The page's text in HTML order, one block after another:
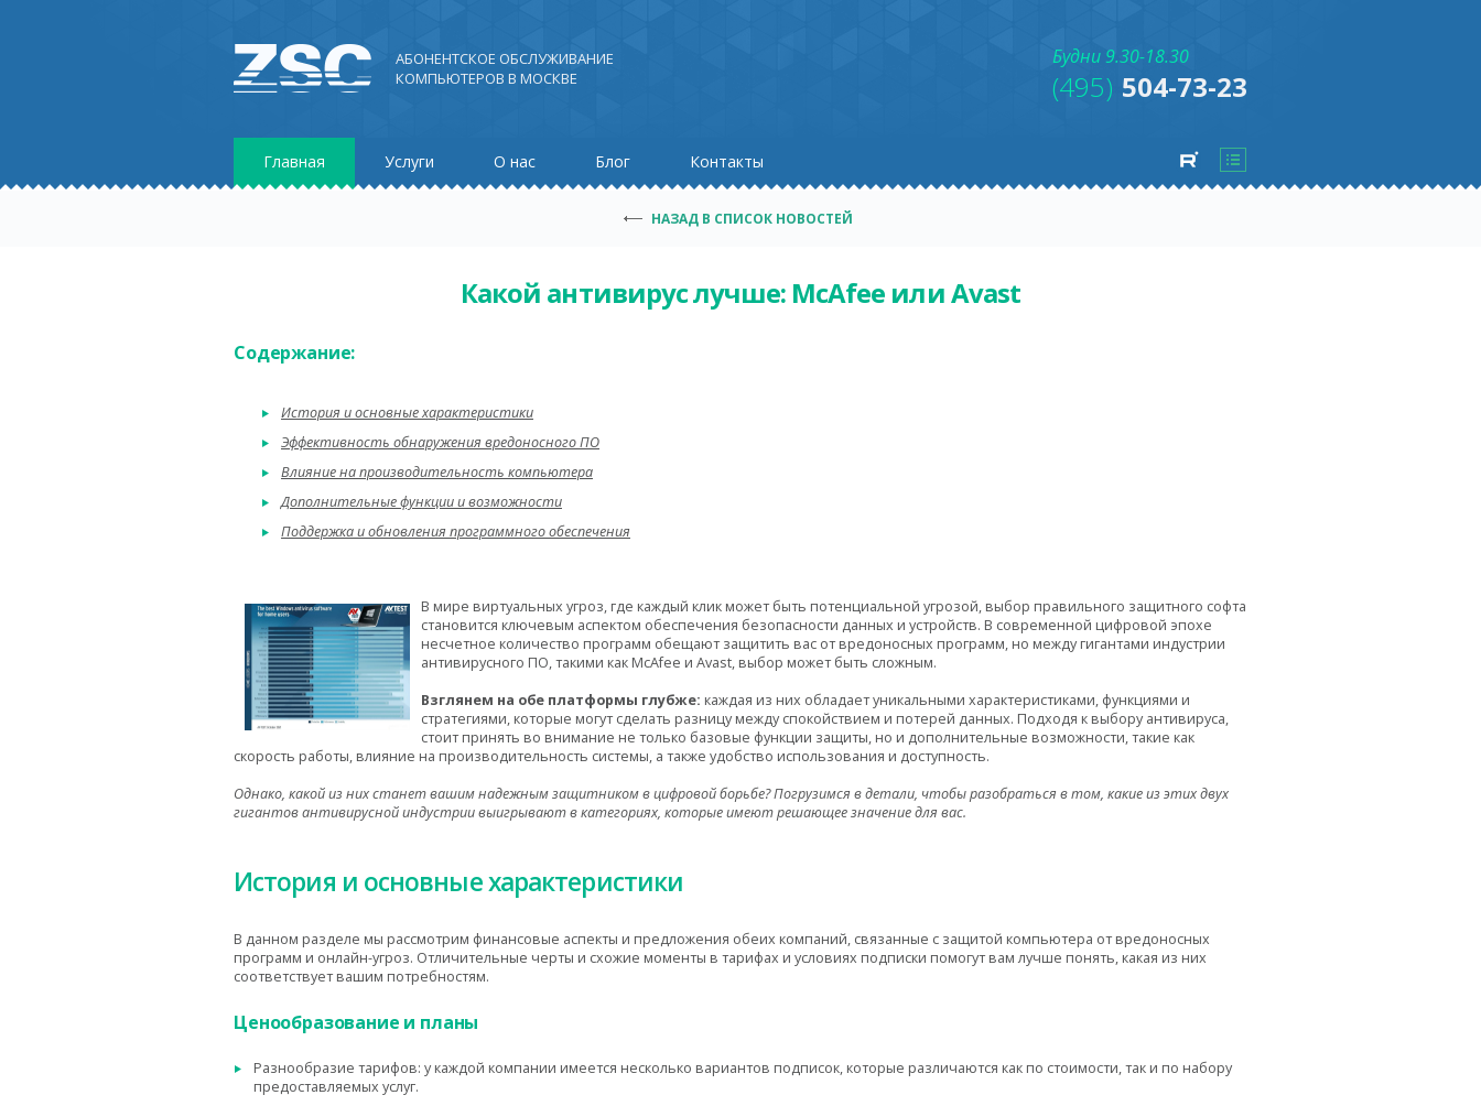
АБОНЕНТСКОЕ ОБСЛУЖИВАНИЕ
КОМПЬЮТЕРОВ В МОСКВЕ
Будни 9.30-18.30
(495) 504-73-23
Главная Услуги О нас Блог Контакты
НАЗАД В СПИСОК НОВОСТЕЙ
Какой антивирус лучше: McAfee или Avast
Содержание:
История и основные характеристики
Эффективность обнаружения вредоносного ПО
Влияние на производительность компьютера
Дополнительные функции и возможности
Поддержка и обновления программного обеспечения
В мире виртуальных угроз, где каждый клик может быть потенциальной угрозой, выбор правильного защитного софта
становится ключевым аспектом обеспечения безопасности данных и устройств. В современной цифровой эпохе
несчетное количество программ обещают защитить вас от вредоносных программ, но между гигантами индустрии
антивирусного ПО, такими как McAfee и Avast, выбор может быть сложным.
Взглянем на обе платформы глубже: каждая из них обладает уникальными характеристиками, функциями и
стратегиями, которые могут сделать разницу между спокойствием и потерей данных. Подходя к выбору антивируса,
стоит принять во внимание не только базовые функции защиты, но и дополнительные возможности, такие как
скорость работы, влияние на производительность системы, а также удобство использования и доступность.
Однако, какой из них станет вашим надежным защитником в цифровой борьбе? Погрузимся в детали, чтобы разобраться в том, какие из этих двух
гигантов антивирусной индустрии выигрывают в категориях, которые имеют решающее значение для вас.
История и основные характеристики
В данном разделе мы рассмотрим финансовые аспекты и предложения обеих компаний, связанные с защитой компьютера от вредоносных
программ и онлайн-угроз. Отличительные черты и схожие моменты в тарифах и условиях подписки помогут вам лучше понять, какая из них
соответствует вашим потребностям.
Ценообразование и планы
Разнообразие тарифов: у каждой компании имеется несколько вариантов подписок, которые различаются как по стоимости, так и по набору
предоставляемых услуг.